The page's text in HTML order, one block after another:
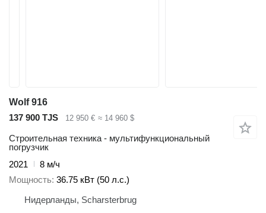
Wolf 916
137 900 TJS
12 950 € ≈ 14 960 $
Строительная техника - мультифункциональный
погрузчик
2021
8 м/ч
Мощность 36.75 кВт (50 л.с.)
Нидерланды, Scharsterbrug